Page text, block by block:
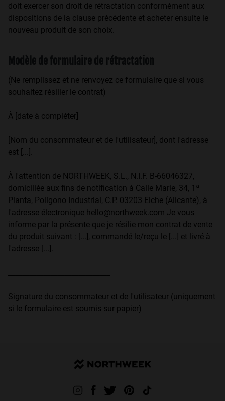
doit exercer son droit de rétractation conformément aux
dispositions de la clause précédente et acheter ensuite le
nouveau produit de son choix.
Modèle de formulaire de rétractation
(Ne remplissez et ne renvoyez ce formulaire que si vous
souhaitez résilier le contrat)
À [date à compléter]
[Nom du consommateur et de l'utilisateur], dont l'adresse
est [...].
À l'attention de NORTHWEEK, S.L., N.I.F. B-66046327,
domiciliée aux fins de notification à Calle Marie, 34, 1ª
Planta, Polígono Industrial, C.P. 03203 Elche (Alicante), à
l'adresse électronique hello@northweek.com Je vous
informe par la présente que je résilie mon contrat de vente
du produit suivant : [...], commandé le/reçu le [...] et livré à
l'adresse [...].
Signature du consommateur et de l'utilisateur (uniquement
si le formulaire est soumis sur papier)